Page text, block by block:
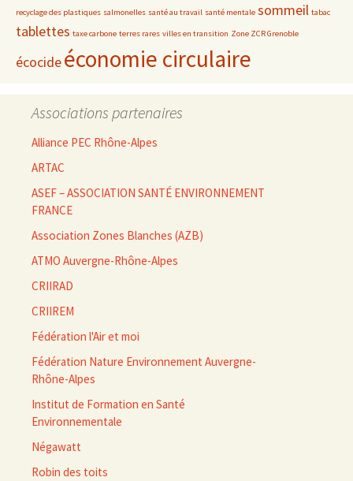
recyclage des plastiques salmonelles santé au travail santé mentale sommeil tabac
tablettes taxe carbone terres rares villes en transition Zone ZCR Grenoble
écocideéconomie circulaire
Associations partenaires
Alliance PEC Rhône-Alpes
ARTAC
ASEF – ASSOCIATION SANTÉ ENVIRONNEMENT
FRANCE
Association Zones Blanches (AZB)
ATMO Auvergne-Rhône-Alpes
CRIIRAD
CRIIREM
Fédération l'Air et moi
Fédération Nature Environnement Auvergne-
Rhône-Alpes
Institut de Formation en Santé
Environnementale
Négawatt
Robin des toits